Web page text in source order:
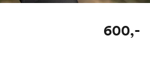
600,-